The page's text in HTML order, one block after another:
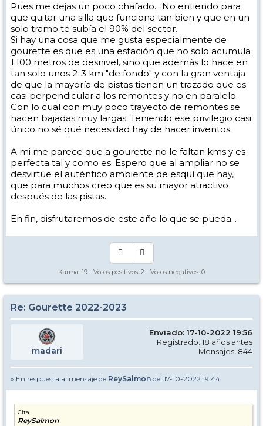
ampliar Gourette a Anglas sería un notición y un primer posible
paso a la unión con Artouste en el futuro. Vamos a ver, paso a paso.
Ahora mismo, Gourette, para el que no sufre de kilometritis, es una
gozada. Con Anglas, sería la caña y uniendo a Artouste, la bomba
Pues me dejas un poco chafado... No entiendo para
que quitar una silla que funciona tan bien y que en un
solo tramo te subía el 90% del sector.
Si hay una cosa que me gusta especialmente de
gourette es que es una estación que no solo acumula
1.100 metros de desnivel, sino que además lo hace en
tan solo unos 2-3 km "de fondo" y con la gran ventaja
de que la mayoría de pistas tienen un trazado que es
casi perpendicular a los remontes y no en paralelo.
Con lo cual con muy poco trayecto de remontes se
hacen bajadas muy largas. Teniendo ese privilegio casi
único no sé qué necesidad hay de hacer inventos.
A mi me parece que a gourette no le faltan kms y es
perfecta tal y como es. Espero que al ampliar no se
desvirtúe el auténtico ambiente de esquí que hay,
que para muchos creo que es su mayor atractivo
después de las pistas.
En fin, disfrutaremos de este año lo que se pueda...
Karma: 19 - Votos positivos: 2 - Votos negativos: 0
Re: Gourette 2022-2023
madari
Enviado: 17-10-2022 19:56
Registrado: 18 años antes
Mensajes: 844
» En respuesta al mensaje de ReySalmon del 17-10-2022 19:44
Cita
ReySalmon